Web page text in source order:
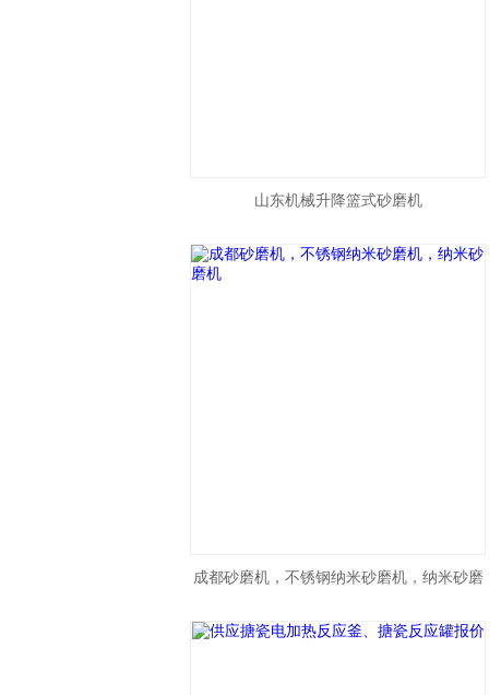
山东机械升降篮式砂磨机
成都砂磨机，不锈钢纳米砂磨机，纳米砂磨
机